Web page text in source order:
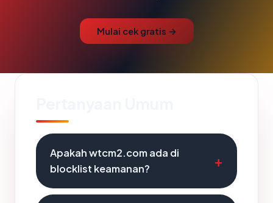
Mulai cek gratis →
Apakah wtcm2.com ada di
blocklist keamanan?